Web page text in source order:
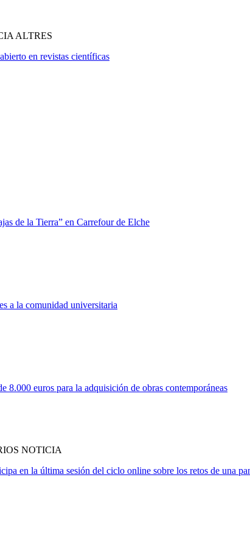
ALTRES
en revistas científicas
de la Tierra” en Carrefour de Elche
a la comunidad universitaria
euros para la adquisición de obras contemporáneas
NOTICIA
en la última sesión del ciclo online sobre los retos de una